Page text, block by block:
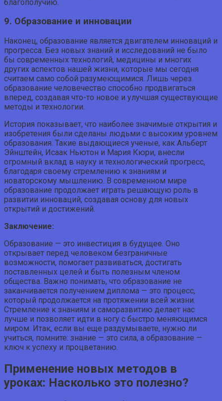
благополучию.
9. Образование и инновации
Наконец, образование является двигателем инноваций и
прогресса. Без новых знаний и исследований не было
бы современных технологий, медицины и многих
других аспектов нашей жизни, которые мы сегодня
считаем само собой разумеющимися. Лишь через
образование человечество способно продвигаться
вперед, создавая что-то новое и улучшая существующие
методы и технологии.
История показывает, что наиболее значимые открытия и
изобретения были сделаны людьми с высоким уровнем
образования. Такие выдающиеся ученые, как Альберт
Эйнштейн, Исаак Ньютон и Мария Кюри, внесли
огромный вклад в науку и технологический прогресс,
благодаря своему стремлению к знаниям и
новаторскому мышлению. В современном мире
образование продолжает играть решающую роль в
развитии инноваций, создавая основу для новых
открытий и достижений.
Заключение:
Образование — это инвестиция в будущее. Оно
открывает перед человеком безграничные
возможности, помогает развиваться, достигать
поставленных целей и быть полезным членом
общества. Важно понимать, что образование не
заканчивается получением диплома — это процесс,
который продолжается на протяжении всей жизни.
Стремление к знаниям и саморазвитию делает нас
лучше и позволяет идти в ногу с быстро меняющимся
миром. Итак, если вы еще раздумываете, нужно ли
учиться, помните: знание — это сила, а образование —
ключ к успеху и процветанию.
Применение новых методов в
уроках: Насколько это полезно?